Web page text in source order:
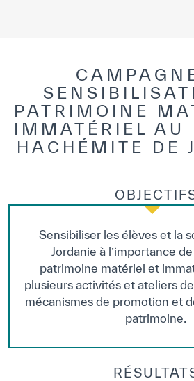
PATRIMOINE
IMMATÉRIEL AU
HACHÉMITE DE
Sensibiliser les élèves et la
Jordanie à l’importance
patrimoine matériel et
plusieurs activités et ateliers
mécanismes de promotion et
patrimoine.